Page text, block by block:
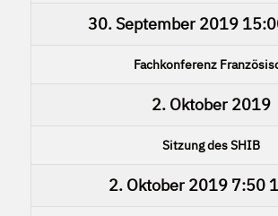
30. September 2019
Fachkonferenz
2. Oktober 2019
Sitzung des SHIB
2. Oktober 2019 7:50